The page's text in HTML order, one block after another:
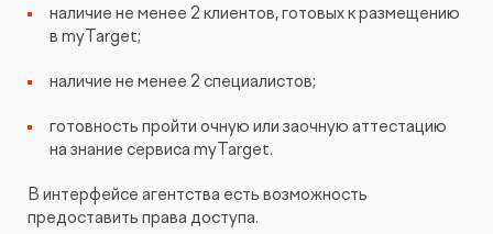
наличие не менее 2 клиентов, готовых к размещению
в myTarget;
наличие не менее 2 специалистов;
готовность пройти очную или заочную аттестацию
на знание сервиса myTarget.
В интерфейсе агентства есть возможность
предоставить права доступа.